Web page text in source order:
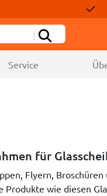
Service
für
Flyern,
Produkte wie diesen